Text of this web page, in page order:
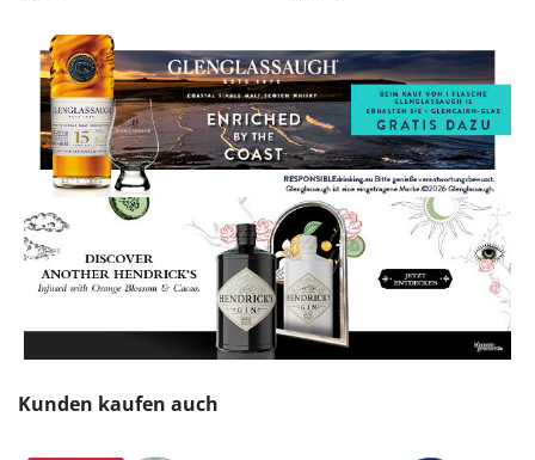
Produktgalerie überspringen
Kunden kaufen auch